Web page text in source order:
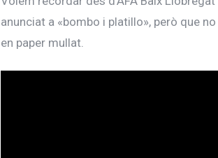
anunciat a «bombo i platillo», però que
en paper mullat.